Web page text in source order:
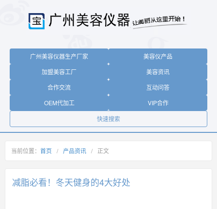
广州美容仪器生产厂家
美容仪产品
加盟美容工厂
美容资讯
合作交流
互动问答
OEM代加工
VIP合作
快速搜索
当前位置： 首页 / 产品资讯 / 正文
减脂必看！冬天健身的4大好处